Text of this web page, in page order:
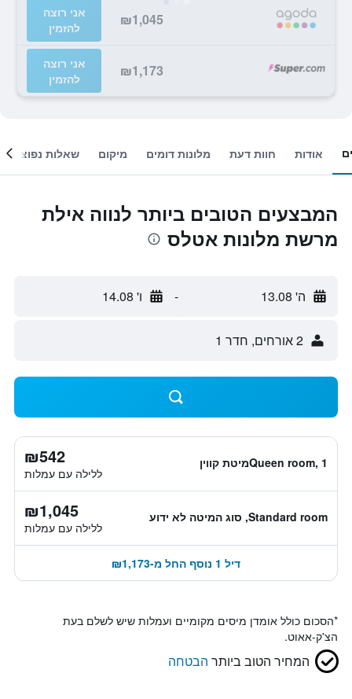
₪1,045
אני רוצה
להזמין
₪1,173
אני רוצה
להזמין
אודות חוות דעת מלונות דומים מיקום שאלות נפוצות
המבצעים הטובים ביותר לנווה אילת
מרשת מלונות אטלס
ה' 13.08 - ו' 14.08
2 אורחים, חדר 1
Queen room, 1מיטת קווין ₪542
ללילה עם עמלות
Standard room, סוג המיטה לא ידוע ₪1,045
ללילה עם עמלות
דיל 1 נוסף החל מ-₪1,173
*הסכום כולל אומדן מיסים מקומיים ועמלות שיש לשלם בעת
הצ'ק-אאוט.
המחיר הטוב ביותר הבטחה